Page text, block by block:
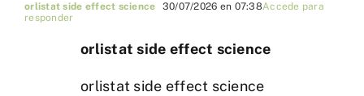
orlistat side effect science 30/07/2026 en 07:38Accede para
responder
orlistat side effect science
orlistat side effect science